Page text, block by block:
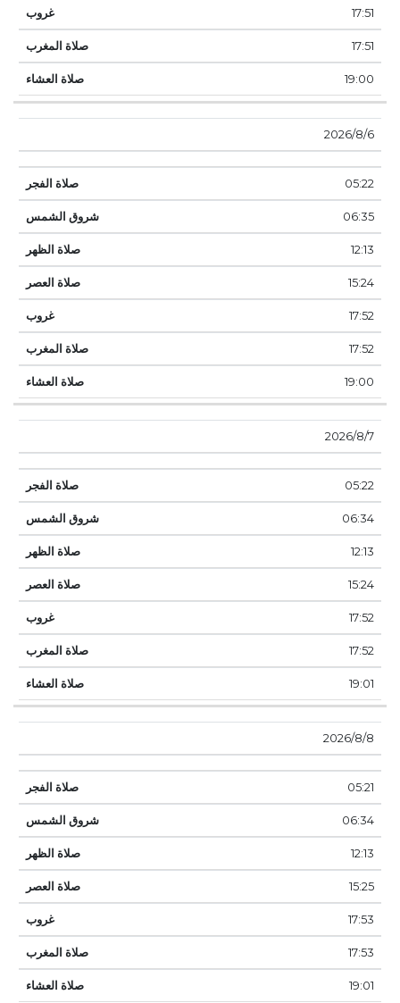
17:51
17:51
19:00
6‏‏/8‏‏/2026
05:22
06:35
12:13
15:24
17:52
17:52
19:00
7‏‏/8‏‏/2026
05:22
06:34
12:13
15:24
17:52
17:52
19:01
8‏‏/8‏‏/2026
05:21
06:34
12:13
15:25
17:53
17:53
19:01